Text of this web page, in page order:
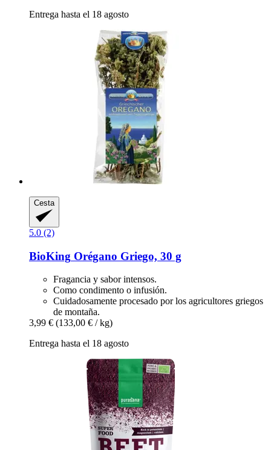
Entrega hasta el 18 agosto
Cesta
5.0 (2)
BioKing Orégano Griego, 30 g
Fragancia y sabor intensos.
Como condimento o infusión.
Cuidadosamente procesado por los agricultores griegos
de montaña.
3,99 € (133,00 € / kg)
Entrega hasta el 18 agosto